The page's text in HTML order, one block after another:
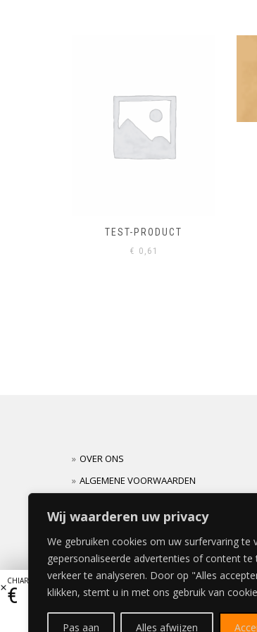
Wij waarderen uw privacy
We gebruiken cookies om uw surfervaring te
gepersonaliseerde advertenties of content te
verkeer te analyseren. Door op "Alles
klikken, stemt u in met ons gebruik van
Pas aan Alles afwijzen
TEST-PRODUCT
€ 0,61
OVER ONS
ALGEMENE VOORWAARDEN
CHIARO BEDDEKINGSPANEEL (mat) 39x106cm
€ 183,92